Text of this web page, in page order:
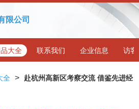
限公司
大全 联系我们 企业信息 访客
全 >
赴杭州高新区考察交流 借鉴先进经